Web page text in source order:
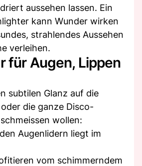
aussehen lassen. Ein
kann Wunder wirken
strahlendes Aussehen
verleihen.
für Augen, Lippen
subtilen Glanz auf die
die ganze Disco-
wollen:
Augenlidern liegt im
vom schimmerndem